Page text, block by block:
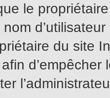
le
du site
d’empêcher